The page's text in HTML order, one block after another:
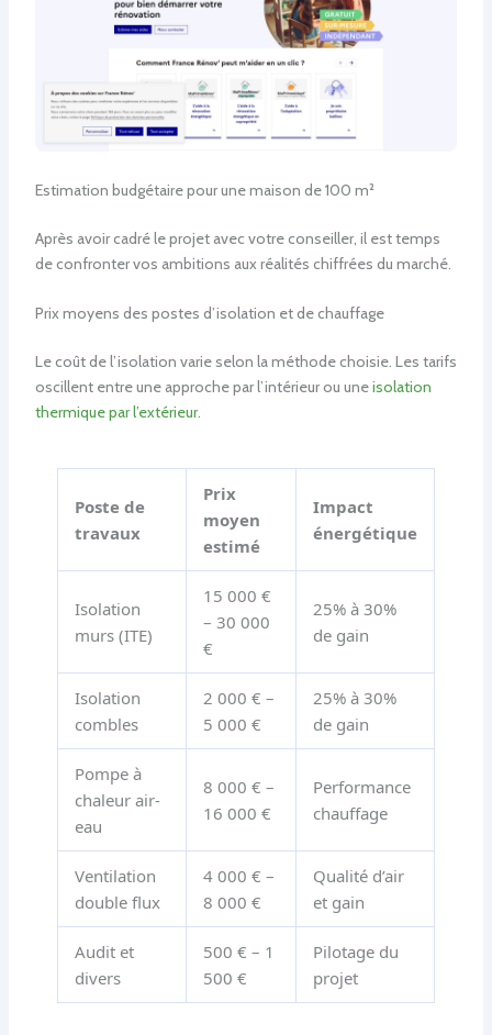
Estimation budgétaire pour une maison de 100 m²
Après avoir cadré le projet avec votre conseiller, il est temps
de confronter vos ambitions aux réalités chiffrées du marché.
Prix moyens des postes d’isolation et de chauffage
Le coût de l’isolation varie selon la méthode choisie. Les tarifs
oscillent entre une approche par l’intérieur ou uneisolation
thermique par l’extérieur.
Poste de
travaux
Prix
moyen
estimé
Impact
énergétique
Isolation
murs (ITE)
15 000 €
– 30 000
€
25% à 30%
de gain
Isolation
combles
2 000 € –
5 000 €
25% à 30%
de gain
Pompe à
chaleur air-
eau
8 000 € –
16 000 €
Performance
chauffage
Ventilation
double flux
4 000 € –
8 000 €
Qualité d’air
et gain
Audit et
divers
500 € – 1
500 €
Pilotage du
projet